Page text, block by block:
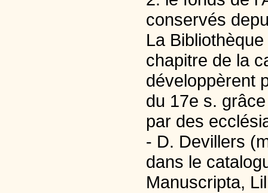
conservés
La
chapitre de la
développèrent
du 17e s.
par des
- D. Devillers
dans le
Manuscripta,